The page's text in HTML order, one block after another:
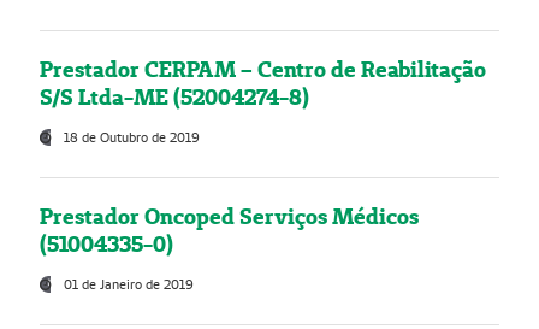
Prestador CERPAM – Centro de Reabilitação
S/S Ltda-ME (52004274-8)
18 de Outubro de 2019
Prestador Oncoped Serviços Médicos
(51004335-0)
01 de Janeiro de 2019